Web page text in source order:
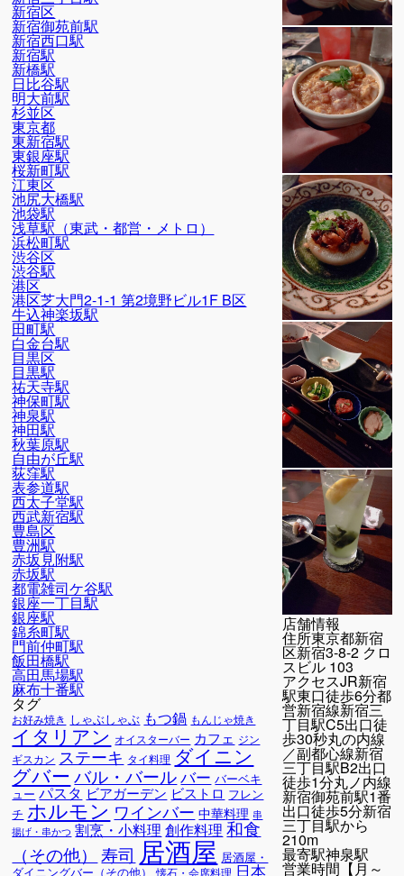
新宿区
新宿御苑前駅
新宿西口駅
新宿駅
新橋駅
日比谷駅
明大前駅
杉並区
東京都
東新宿駅
東銀座駅
桜新町駅
江東区
池尻大橋駅
池袋駅
浅草駅（東武・都営・メトロ）
浜松町駅
渋谷区
渋谷駅
港区
港区芝大門2-1-1 第2境野ビル1F B区
牛込神楽坂駅
田町駅
白金台駅
目黒区
目黒駅
祐天寺駅
神保町駅
神泉駅
神田駅
秋葉原駅
自由が丘駅
荻窪駅
表参道駅
西太子堂駅
西武新宿駅
豊島区
豊洲駅
赤坂見附駅
赤坂駅
都電雑司ケ谷駅
銀座一丁目駅
銀座駅
錦糸町駅
門前仲町駅
飯田橋駅
高田馬場駅
麻布十番駅
タグ
お好み焼き しゃぶしゃぶ もつ鍋 もんじゃ焼き
イタリアン オイスターバー カフェ ジン
ギスカン ステーキ タイ料理 ダイニン
グバーバル・バールバー バーベキ
ュー パスタ ビアガーデン ビストロ フレン
チ ホルモン ワインバー 中華料理 串
揚げ・串かつ 割烹・小料理 創作料理 和食
（その他）
寿司 居酒屋 居酒屋・
ダイニングバー（その他）
懐石・会席料理 日本
店舗情報
住所東京都新宿
区新宿3-8-2 クロ
スビル 103
アクセスJR新宿
駅東口徒歩6分都
営新宿線新宿三
丁目駅C5出口徒
歩30秒丸の内線
／副都心線新宿
三丁目駅B2出口
徒歩1分丸ノ内線
新宿御苑前駅1番
出口徒歩5分新宿
三丁目駅から
210m
最寄駅神泉駅
営業時間【月～